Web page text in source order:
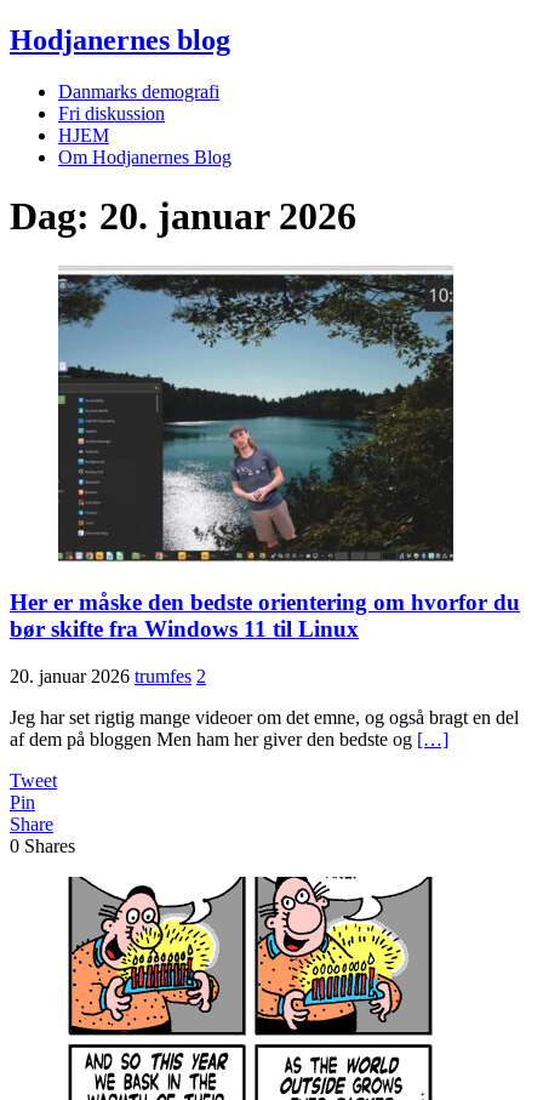
Hodjanernes blog
Danmarks demografi
Fri diskussion
HJEM
Om Hodjanernes Blog
Dag: 20. januar 2026
Her er måske den bedste orientering om hvorfor du
bør skifte fra Windows 11 til Linux
20. januar 2026 trumfes 2
Jeg har set rigtig mange videoer om det emne, og også bragt en del
af dem på bloggen Men ham her giver den bedste og […]
Tweet
Pin
Share
0 Shares